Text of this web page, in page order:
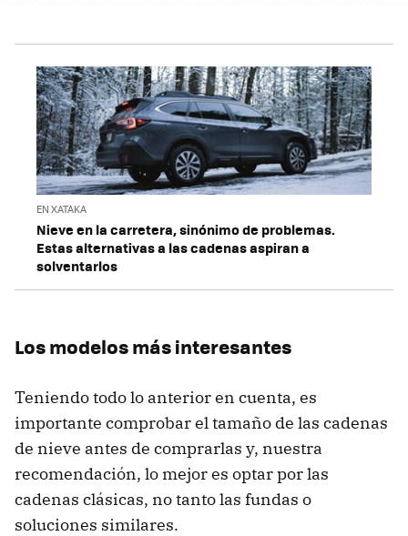
EN XATAKA
Nieve en la carretera, sinónimo de problemas.
Estas alternativas a las cadenas aspiran a
solventarlos
Los modelos más interesantes
Teniendo todo lo anterior en cuenta, es
importante comprobar el tamaño de las cadenas
de nieve antes de comprarlas y, nuestra
recomendación, lo mejor es optar por las
cadenas clásicas, no tanto las fundas o
soluciones similares.